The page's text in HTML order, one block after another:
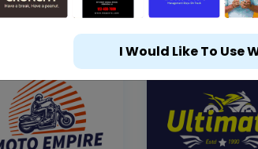
I Would Like To Use